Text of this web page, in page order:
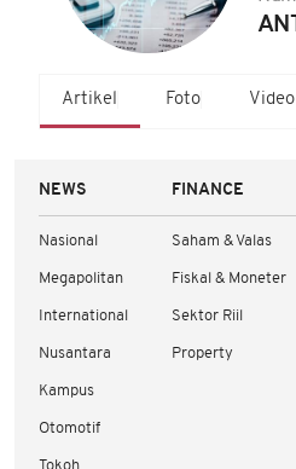
Artikel Foto Video
NEWS
Nasional
Megapolitan
International
Nusantara
Kampus
Otomotif
FINANCE
Saham & Valas
Fiskal & Moneter
Sektor Riil
Property